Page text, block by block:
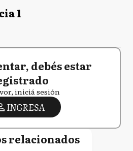
1
debés estar
iniciá sesión
INGRESA
relacionados